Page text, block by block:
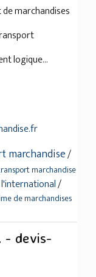
marchandises
logique...
marchandise/
marchandise
/
de marchandises
- devis-